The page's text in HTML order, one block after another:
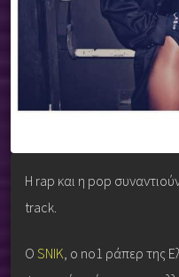
Η rap και η pop
track.
Ο SNIK, ο no1 ράπερ της